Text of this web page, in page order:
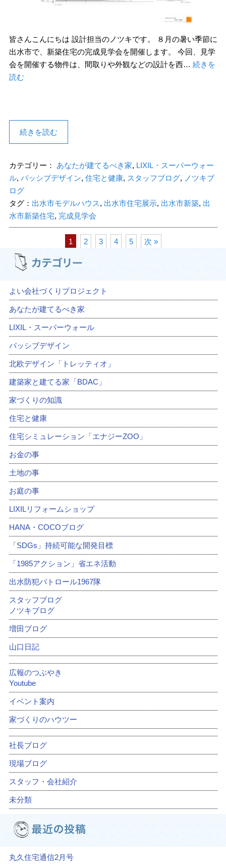
皆さんこんにちは 設計担当のノツキです。 ８月の暑い季節に
出水市で、新築住宅の完成見学会を開催します。 今回、見学
会を開催する物件は、間取りや外観などの設計を西… 続きを
読む
続きを読む
カテゴリー： あなたが建てるべき家, LIXIL・スーパーウォー
ル, パッシブデザイン, 住宅と健康, スタッフブログ, ノツキブ
ログ
タグ： 出水市モデルハウス, 出水市住宅展示, 出水市新築, 出
水市新築住宅, 完成見学会
1 2 3 4 5 次 »
よい会社づくりプロジェクト
あなたが建てるべき家
LIXIL・スーパーウォール
パッシブデザイン
北欧デザイン「トレッティオ」
建築家と建てる家「BDAC」
家づくりの知識
住宅と健康
住宅シミュレーション「エナジーZOO」
お金の事
土地の事
お庭の事
LIXILリフォームショップ
HANA・COCOブログ
「SDGs」持続可能な開発目標
「1985アクション」省エネ活動
出水防犯パトロール1967隊
スタッフブログ
ノツキブログ
増田ブログ
山口日記
広報のつぶやき
Youtube
イベント案内
家づくりのハウツー
社長ブログ
現場ブログ
スタッフ・会社紹介
未分類
丸久住宅通信2月号